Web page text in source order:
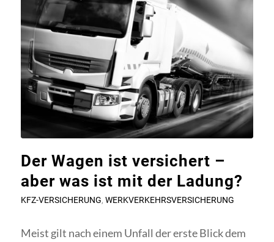
Der Wagen ist versichert –
aber was ist mit der Ladung?
KFZ-VERSICHERUNG, WERKVERKEHRSVERSICHERUNG
Meist gilt nach einem Unfall der erste Blick dem